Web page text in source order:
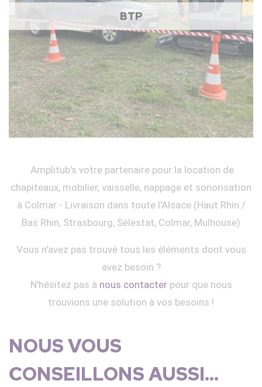
BTP
Amplitub's votre partenaire pour la location de
chapiteaux, mobilier, vaisselle, nappage et sonorisation
à Colmar - Livraison dans toute l'Alsace (Haut Rhin /
Bas Rhin, Strasbourg, Sélestat, Colmar, Mulhouse)
Vous n'avez pas trouvé tous les éléments dont vous
avez besoin ?
N'hésitez pas à nous contacterpour que nous
trouvions une solution à vos besoins !
NOUS VOUS
CONSEILLONS AUSSI...